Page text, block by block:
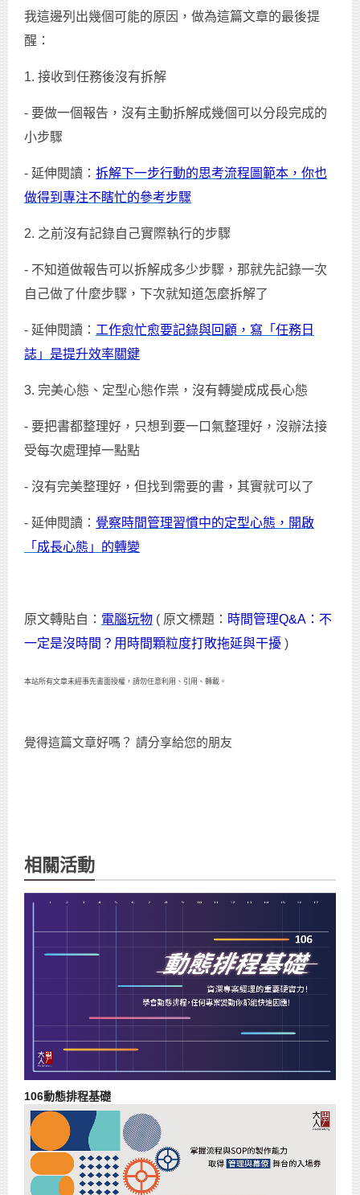
我這邊列出幾個可能的原因，做為這篇文章的最後提
醒：
1. 接收到任務後沒有拆解
- 要做一個報告，沒有主動拆解成幾個可以分段完成的
小步驟
- 延伸閱讀： 拆解下一步行動的思考流程圖範本，你也
做得到專注不瞎忙的參考步驟
2. 之前沒有記錄自己實際執行的步驟
- 不知道做報告可以拆解成多少步驟，那就先記錄一次
自己做了什麼步驟，下次就知道怎麼拆解了
- 延伸閱讀： 工作愈忙愈要記錄與回顧，寫「任務日
誌」是提升效率關鍵
3. 完美心態、定型心態作祟，沒有轉變成成長心態
- 要把書都整理好，只想到要一口氣整理好，沒辦法接
受每次處理掉一點點
- 沒有完美整理好，但找到需要的書，其實就可以了
- 延伸閱讀： 覺察時間管理習慣中的定型心態，開啟
「成長心態」的轉變
原文轉貼自： 電腦玩物 ( 原文標題： 時間管理Q&A：不
一定是沒時間？用時間顆粒度打敗拖延與干擾 )
本站所有文章未經事先書面授權，請勿任意利用、引用、轉載。
覺得這篇文章好嗎？ 請分享給您的朋友
相關活動
106動態排程基礎